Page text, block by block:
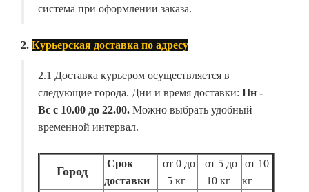
система при оформлении заказа.
2. Курьерская доставка по адресу
2.1 Доставка курьером осуществляется в
следующие города. Дни и время доставки: Пн -
Вс с 10.00 до 22.00. Можно выбрать удобный
временной интервал.
Город
Срок
доставки
от 0 до
5 кг
от 5 до
10 кг
от 10
кг